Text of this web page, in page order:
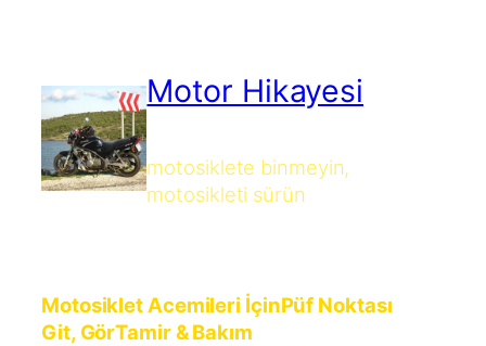
Motor Hikayesi
motosiklete binmeyin,
motosikleti sürün
Motosiklet Acemileri İçinPüf Noktası
Git, GörTamir & Bakım